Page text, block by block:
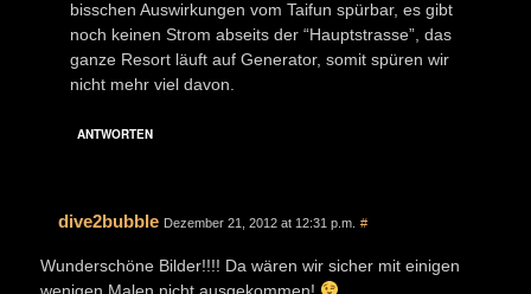
bisschen Auswirkungen vom Taifun spürbar, es gibt
noch keinen Strom abseits der “Hauptstrasse”, das
ganze Resort läuft auf Generator, somit spüren wir
nicht mehr viel davon.
ANTWORTEN
dive2bubble Dezember 21, 2012 at 12:31 p.m. #
Wunderschöne Bilder!!!! Da wären wir sicher mit einigen